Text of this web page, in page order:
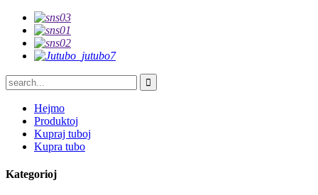
Hejmo
Produktoj
Kupraj tuboj
Kupra tubo
Kategorioj